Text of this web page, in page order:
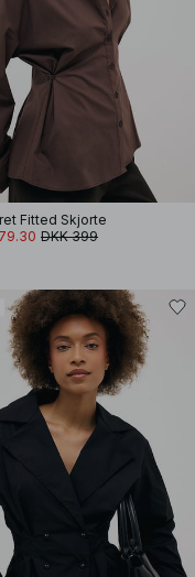
Fitted Skjorte
DKK 399